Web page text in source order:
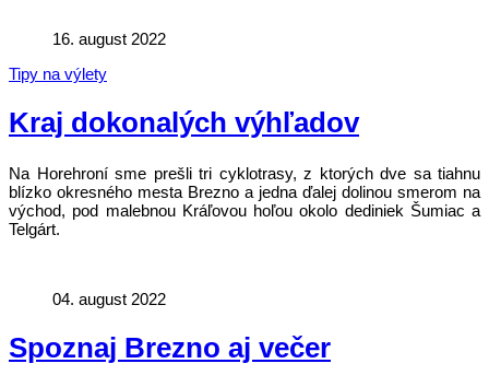
16. august 2022
Tipy na výlety
Kraj dokonalých výhľadov
Na Horehroní sme prešli tri cyklotrasy, z ktorých dve sa tiahnu
blízko okresného mesta Brezno a jedna ďalej dolinou smerom na
východ, pod malebnou Kráľovou hoľou okolo dediniek Šumiac a
Telgárt.
04. august 2022
Spoznaj Brezno aj večer